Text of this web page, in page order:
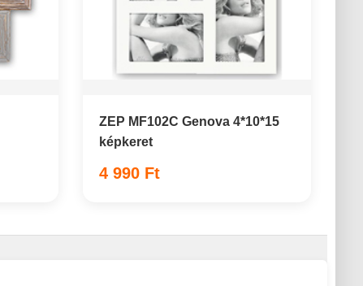
ZEP MF102C Genova 4*10*15
képkeret
4 990 Ft